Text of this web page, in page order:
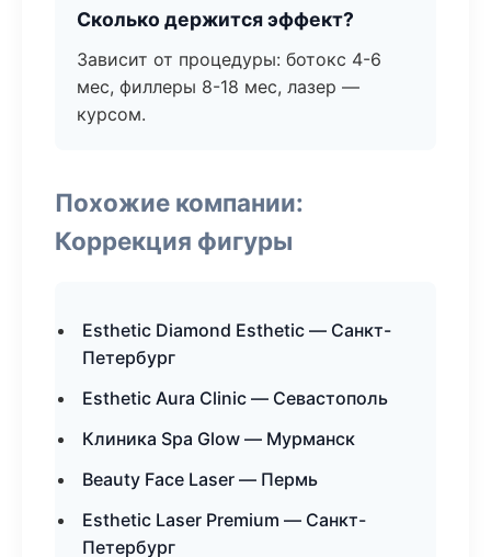
Сколько держится эффект?
Зависит от процедуры: ботокс 4-6
мес, филлеры 8-18 мес, лазер —
курсом.
Похожие компании:
Коррекция фигуры
Esthetic Diamond Esthetic — Санкт-
Петербург
Esthetic Aura Clinic — Севастополь
Клиника Spa Glow — Мурманск
Beauty Face Laser — Пермь
Esthetic Laser Premium — Санкт-
Петербург